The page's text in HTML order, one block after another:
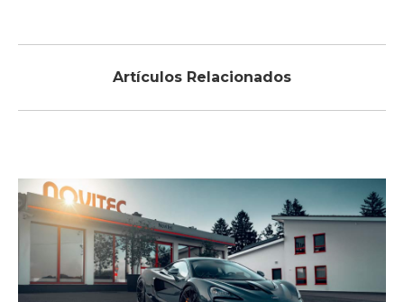
Artículos Relacionados